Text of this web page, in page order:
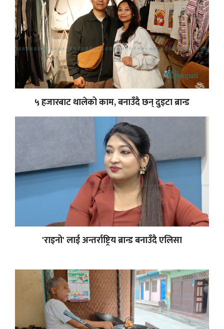
५ हजारबाट थालेको काम, बनाउँदै छन् दुइटा ब्रान्ड
'राइनो' लाई अन्तर्राष्ट्रिय ब्रान्ड बनाउँदै एलिसा